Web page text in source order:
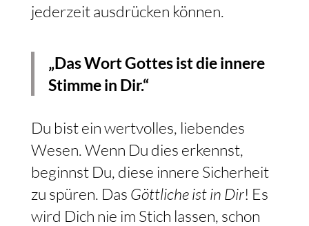
jederzeit ausdrücken können.
„Das Wort Gottes ist die innere
Stimme in Dir.“
Du bist ein wertvolles, liebendes
Wesen. Wenn Du dies erkennst,
beginnst Du, diese innere Sicherheit
zu spüren. Das Göttliche ist in Dir! Es
wird Dich nie im Stich lassen, schon